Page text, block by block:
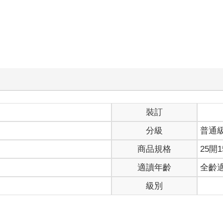
裝訂
分級
普通
商品規格
25開
適讀年齡
全齡
級別